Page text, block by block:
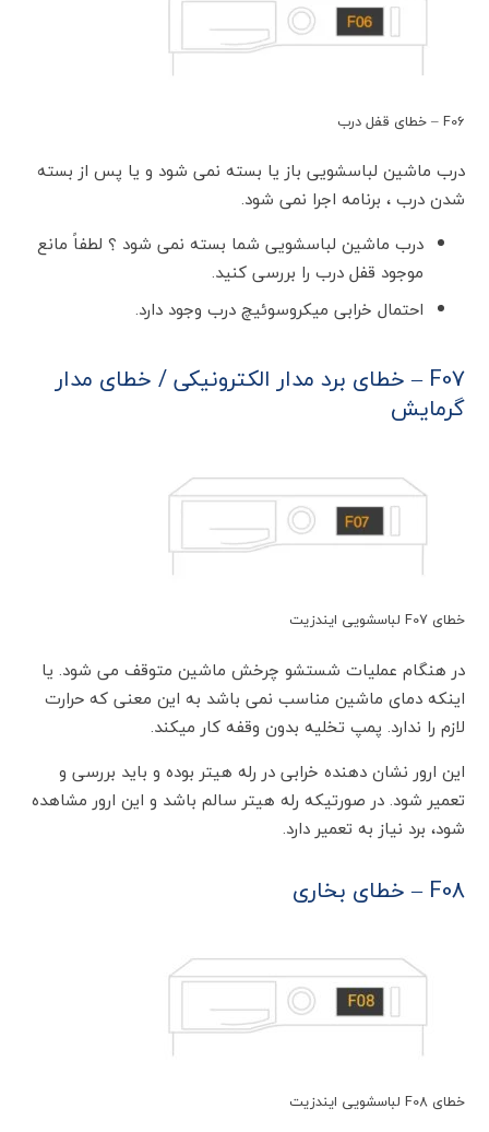
F06 – خطای قفل درب
درب ماشین لباسشویی باز یا بسته نمی شود و یا پس از بسته
شدن درب ، برنامه اجرا نمی شود.
درب ماشین لباسشویی شما بسته نمی شود ؟ لطفاً مانع
موجود قفل درب را بررسی کنید.
احتمال خرابی میکروسوئیچ درب وجود دارد.
F07 – خطای برد مدار الکترونیکی / خطای مدار
گرمایش
خطای F07 لباسشویی ایندزیت
در هنگام عملیات شستشو چرخش ماشین متوقف می شود. یا
اینکه دمای ماشین مناسب نمی باشد به این معنی که حرارت
لازم را ندارد. پمپ تخلیه بدون وقفه کار میکند.
این ارور نشان دهنده خرابی در رله هیتر بوده و باید بررسی و
تعمیر شود. در صورتیکه رله هیتر سالم باشد و این ارور مشاهده
شود، برد نیاز به تعمیر دارد.
F08 – خطای بخاری
خطای F08 لباسشویی ایندزیت